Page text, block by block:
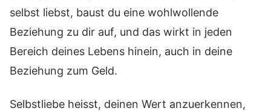
selbst liebst, baust du eine wohlwollende
Beziehung zu dir auf, und das wirkt in jeden
Bereich deines Lebens hinein, auch in deine
Beziehung zum Geld.
Selbstliebe heisst, deinen Wert anzuerkennen,